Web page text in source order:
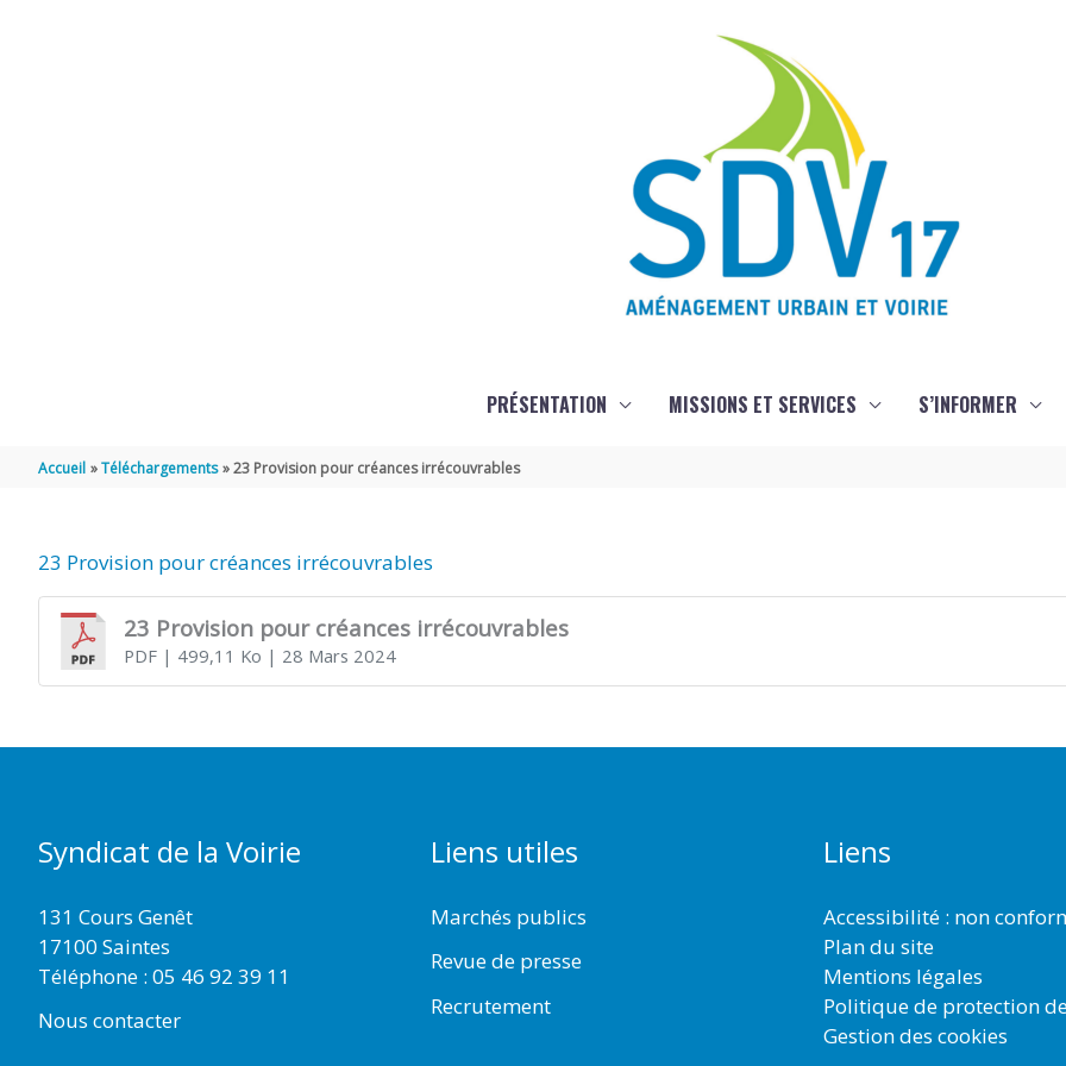
PRÉSENTATION MISSIONS ET SERVICES S’INFORMER
Accueil Téléchargements 23 Provision pour créances irrécouvrables
23 Provision pour créances irrécouvrables
23 Provision pour créances irrécouvrables
PDF| 499,11 Ko | 28 Mars 2024
Syndicat de la Voirie
131 Cours Genêt
17100 Saintes
Téléphone : 05 46 92 39 11
Nous contacter
Liens utiles
Marchés publics
Revue de presse
Recrutement
Liens
Accessibilité : non
Plan du site
Mentions légales
Politique de protection
Gestion des cookies